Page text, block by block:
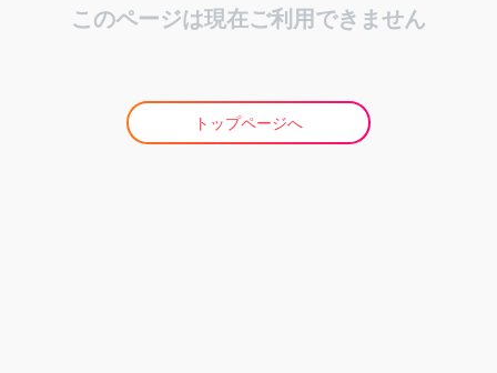
このページは現在ご利用できません